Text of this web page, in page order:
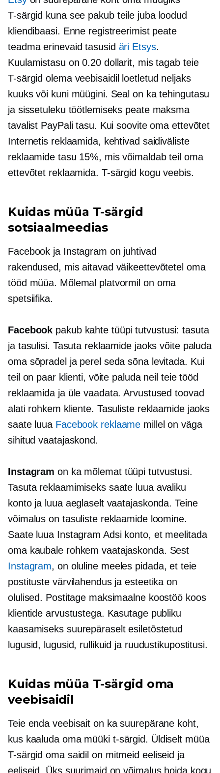
T-särgid kuna see pakub teile juba loodud
kliendibaasi. Enne registreerimist peate
teadma erinevaid tasusid äri Etsys.
Kuulamistasu on 0.20 dollarit, mis tagab teie
T-särgid olema veebisaidil loetletud neljaks
kuuks või kuni müügini. Seal on ka tehingutasu
ja sissetuleku töötlemiseks peate maksma
tavalist PayPali tasu. Kui soovite oma ettevõtet
Internetis reklaamida, kehtivad saidiväliste
reklaamide tasu 15%, mis võimaldab teil oma
ettevõtet reklaamida. T-särgid kogu veebis.
Kuidas müüa T-särgid
sotsiaalmeedias
Facebook ja Instagram on juhtivad
rakendused, mis aitavad väikeettevõtetel oma
tööd müüa. Mõlemal platvormil on oma
spetsiifika.
Facebook pakub kahte tüüpi tutvustusi: tasuta
ja tasulisi. Tasuta reklaamide jaoks võite paluda
oma sõpradel ja perel seda sõna levitada. Kui
teil on paar klienti, võite paluda neil teie tööd
reklaamida ja üle vaadata. Arvustused toovad
alati rohkem kliente. Tasuliste reklaamide jaoks
saate luua Facebook reklaame millel on väga
sihitud vaatajaskond.
Instagram on ka mõlemat tüüpi tutvustusi.
Tasuta reklaamimiseks saate luua avaliku
konto ja luua aeglaselt vaatajaskonda. Teine
võimalus on tasuliste reklaamide loomine.
Saate luua Instagram Adsi konto, et meelitada
oma kaubale rohkem vaatajaskonda. Sest
Instagram, on oluline meeles pidada, et teie
postituste värvilahendus ja esteetika on
olulised. Postitage maksimaalne koostöö koos
klientide arvustustega. Kasutage publiku
kaasamiseks suurepäraselt esiletõstetud
lugusid, lugusid, rullikuid ja ruudustikupostitusi.
Kuidas müüa T-särgid oma
veebisaidil
Teie enda veebisait on ka suurepärane koht,
kus kaaluda oma müüki t-särgid. Üldiselt müüa
T-särgid oma saidil on mitmeid eeliseid ja
eeliseid. Üks suurimaid on võimalus hoida kogu